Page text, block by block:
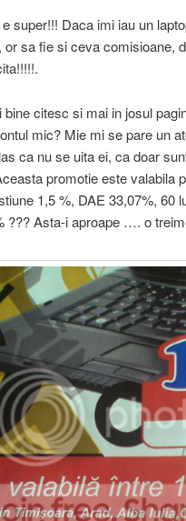
super!!! Daca imi iau un
or sa fie si ceva comisioane,
bine citesc si mai in josul
mic? Mie mi se pare un
ca nu se uita ei, ca doar
promotie este valabila
1,5 %, DAE 33,07%, 60
??? Asta-i aproape …. o